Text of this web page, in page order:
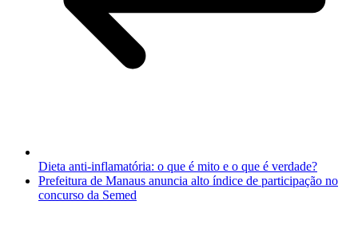
Dieta anti-inflamatória: o que é mito e o que é verdade?
Prefeitura de Manaus anuncia alto índice de participação no
concurso da Semed